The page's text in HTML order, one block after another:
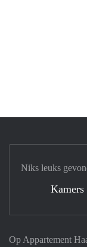
Op Appartement
Niks leuks
Kamers